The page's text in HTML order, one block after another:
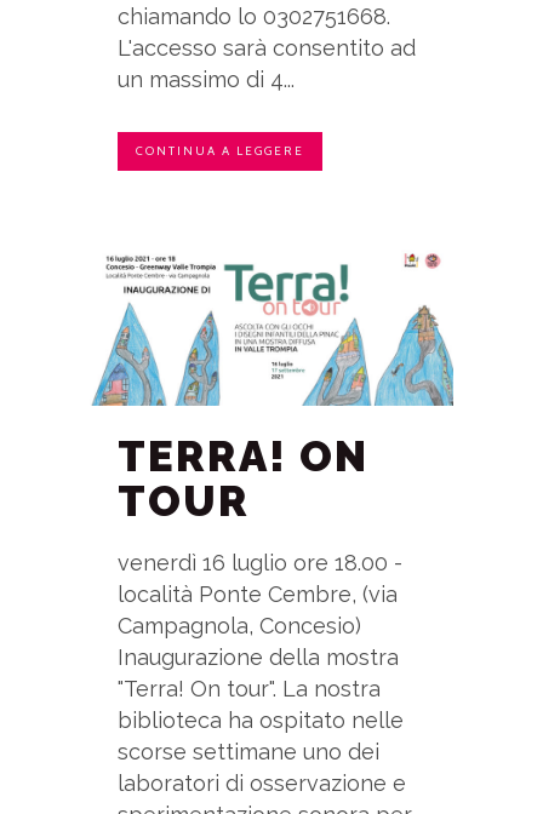
chiamando lo 0302751668.
L'accesso sarà consentito ad
un massimo di 4...
CONTINUA A LEGGERE
TERRA! ON
TOUR
venerdì 16 luglio ore 18.00 -
località Ponte Cembre, (via
Campagnola, Concesio)
Inaugurazione della mostra
"Terra! On tour". La nostra
biblioteca ha ospitato nelle
scorse settimane uno dei
laboratori di osservazione e